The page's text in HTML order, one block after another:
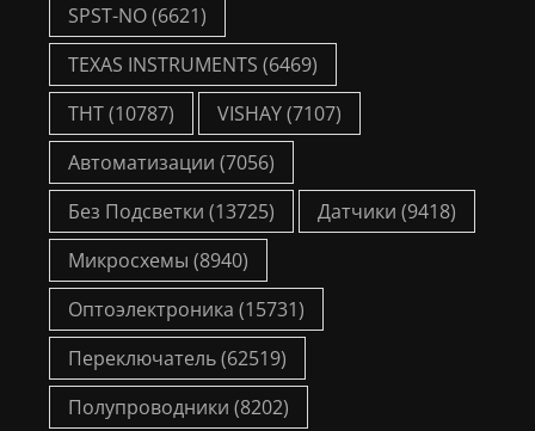
SPST-NO(6621)
TEXAS INSTRUMENTS (6469)
THT(10787) VISHAY(7107)
Автоматизации (7056)
Без Подсветки (13725) Датчики (9418)
Микросхемы (8940)
Оптоэлектроника (15731)
Переключатель(62519)
Полупроводники (8202)